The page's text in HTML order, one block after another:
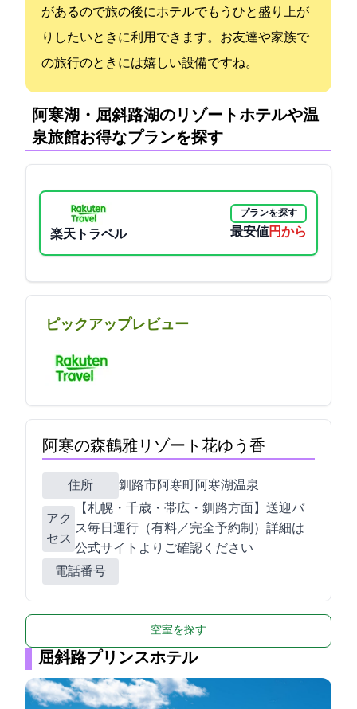
があるので旅の後にホテルでもうひと盛り上が
りしたいときに利用できます。お友達や家族で
の旅行のときには嬉しい設備ですね。
阿寒湖・屈斜路湖のリゾートホテルや温
泉旅館:お得なプランを探す
楽天トラベル
プランを探す
最安値4950円から
ピックアップレビュー
阿寒の森鶴雅リゾート花ゆう香
住所 釧路市阿寒町阿寒湖温泉1-6-1
アク
セス
【札幌・千歳・帯広・釧路方面】送迎バ
ス毎日運行（有料／完全予約制）詳細は
公式サイトよりご確認ください
電話番号
空室を探す
屈斜路プリンスホテル